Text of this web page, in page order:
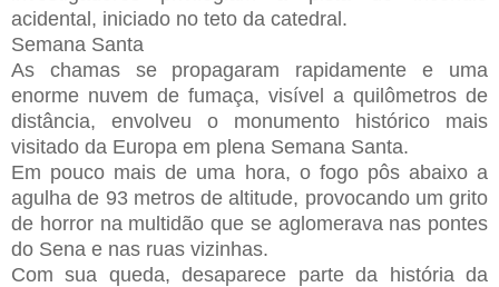
acidental, iniciado no teto da catedral.
Semana Santa
As chamas se propagaram rapidamente e uma
enorme nuvem de fumaça, visível a quilômetros de
distância, envolveu o monumento histórico mais
visitado da Europa em plena Semana Santa.
Em pouco mais de uma hora, o fogo pôs abaixo a
agulha de 93 metros de altitude, provocando um grito
de horror na multidão que se aglomerava nas pontes
do Sena e nas ruas vizinhas.
Com sua queda, desaparece parte da história da